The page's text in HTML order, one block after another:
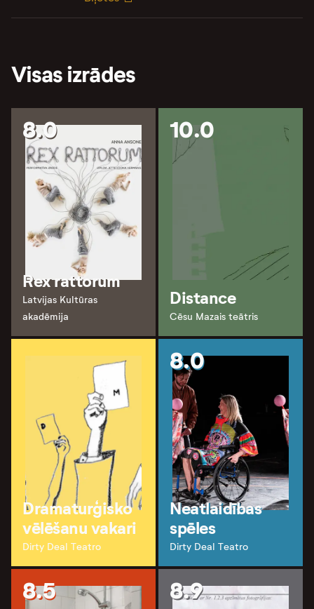
Visas izrādes
8.0
Rex rattorum
Latvijas Kultūras
akadēmija
10.0
Distance
Cēsu Mazais teātris
Dramaturģisko
vēlēšanu vakari
Dirty Deal Teatro
8.0
Neatlaidības
spēles
Dirty Deal Teatro
8.5 8.9